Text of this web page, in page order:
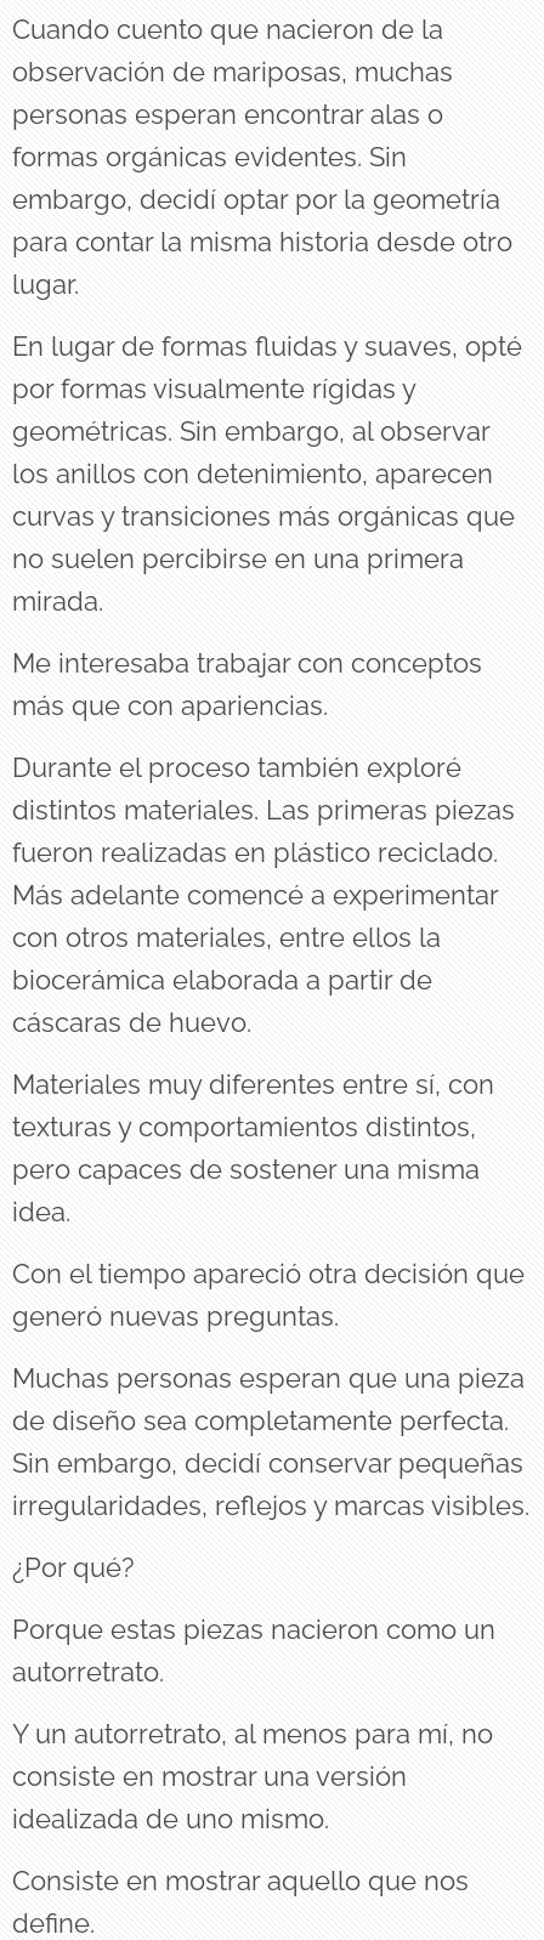
Cuando cuento que nacieron de la
observación de mariposas, muchas
personas esperan encontrar alas o
formas orgánicas evidentes. Sin
embargo, decidí optar por la geometría
para contar la misma historia desde otro
lugar.
En lugar de formas fluidas y suaves, opté
por formas visualmente rígidas y
geométricas. Sin embargo, al observar
los anillos con detenimiento, aparecen
curvas y transiciones más orgánicas que
no suelen percibirse en una primera
mirada.
Me interesaba trabajar con conceptos
más que con apariencias.
Durante el proceso también exploré
distintos materiales. Las primeras piezas
fueron realizadas en plástico reciclado.
Más adelante comencé a experimentar
con otros materiales, entre ellos la
biocerámica elaborada a partir de
cáscaras de huevo.
Materiales muy diferentes entre sí, con
texturas y comportamientos distintos,
pero capaces de sostener una misma
idea.
Con el tiempo apareció otra decisión que
generó nuevas preguntas.
Muchas personas esperan que una pieza
de diseño sea completamente perfecta.
Sin embargo, decidí conservar pequeñas
irregularidades, reflejos y marcas visibles.
¿Por qué?
Porque estas piezas nacieron como un
autorretrato.
Y un autorretrato, al menos para mí, no
consiste en mostrar una versión
idealizada de uno mismo.
Consiste en mostrar aquello que nos
define.